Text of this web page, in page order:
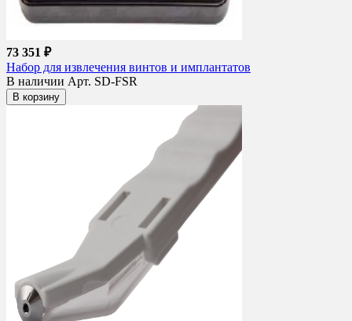
73 351 ₽
Набор для извлечения винтов и имплантатов
В наличии Арт. SD-FSR
В корзину